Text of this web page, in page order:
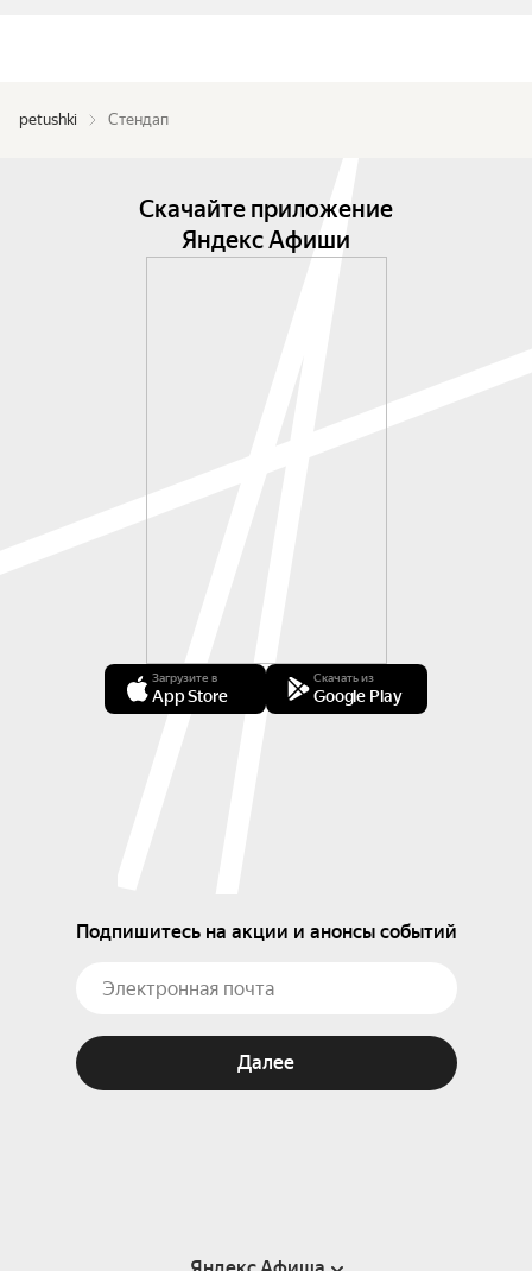
petushki Стендап
Скачайте приложение
Яндекс Афиши
Загрузите в
App Store
Скачать из
Google Play
Подпишитесь на акции и анонсы событий
Далее